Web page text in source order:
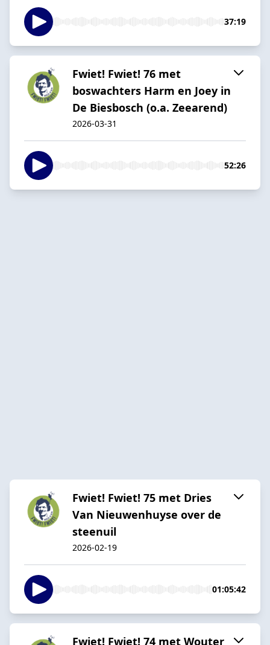
37:19
Fwiet! Fwiet! 76 met
boswachters Harm en Joey in
De Biesbosch (o.a. Zeearend)
2026-03-31
52:26
Fwiet! Fwiet! 75 met Dries
Van Nieuwenhuyse over de
steenuil
2026-02-19
01:05:42
Fwiet! Fwiet! 74 met Wouter